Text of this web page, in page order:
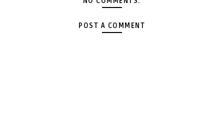
POST A COMMENT